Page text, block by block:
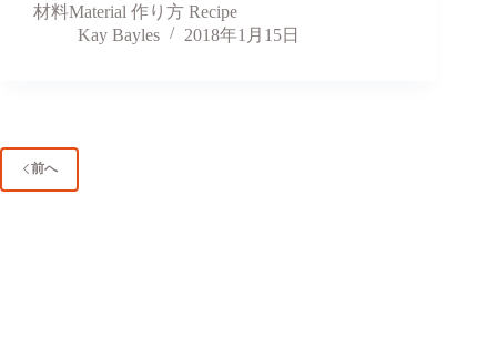
材料Material 作り方 Recipe
Kay Bayles
2018年1月15日
前へ